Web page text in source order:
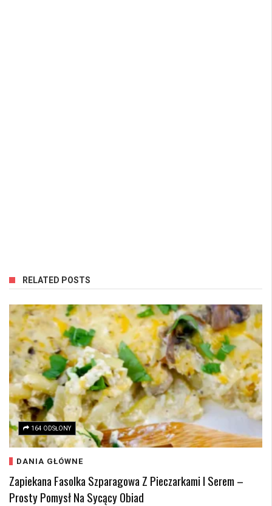
RELATED POSTS
164 ODSŁONY
DANIA GŁÓWNE
Zapiekana Fasolka Szparagowa Z Pieczarkami I Serem –
Prosty Pomysł Na Sycący Obiad